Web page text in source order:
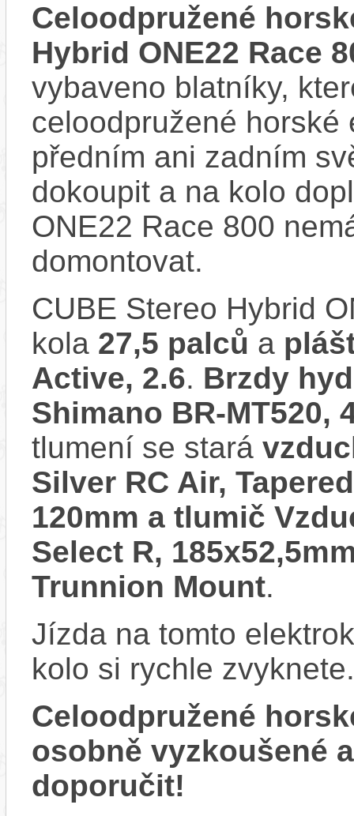
Celoodpružené
Hybrid ONE22 Race
vybaveno blatníky,
celoodpružené
předním ani zadním
dokoupit a na kolo
ONE22 Race 800
domontovat.
CUBE Stereo Hybrid
kola 27,5 palců a
Active, 2.6. Brzdy
Shimano BR-MT520,
tlumení se stará
Silver RC Air,
120mm a tlumič
Select R,
Trunnion Mount.
Jízda na tomto
kolo si rychle zvyknete.
Celoodpružené
osobně vyzkoušené
doporučit!